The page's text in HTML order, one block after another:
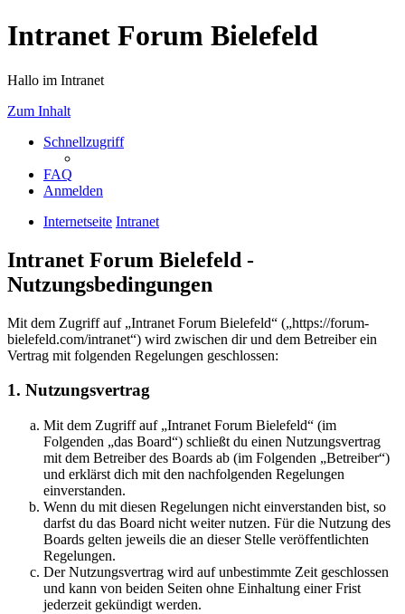
Intranet Forum Bielefeld
Hallo im Intranet
Zum Inhalt
Schnellzugriff
FAQ
Anmelden
Internetseite Intranet
Intranet Forum Bielefeld -
Nutzungsbedingungen
Mit dem Zugriff auf „Intranet Forum Bielefeld“ („https://forum-
bielefeld.com/intranet“) wird zwischen dir und dem Betreiber ein
Vertrag mit folgenden Regelungen geschlossen:
1. Nutzungsvertrag
Mit dem Zugriff auf „Intranet Forum Bielefeld“ (im
Folgenden „das Board“) schließt du einen Nutzungsvertrag
mit dem Betreiber des Boards ab (im Folgenden „Betreiber“)
und erklärst dich mit den nachfolgenden Regelungen
einverstanden.
Wenn du mit diesen Regelungen nicht einverstanden bist, so
darfst du das Board nicht weiter nutzen. Für die Nutzung des
Boards gelten jeweils die an dieser Stelle veröffentlichten
Regelungen.
Der Nutzungsvertrag wird auf unbestimmte Zeit geschlossen
und kann von beiden Seiten ohne Einhaltung einer Frist
jederzeit gekündigt werden.